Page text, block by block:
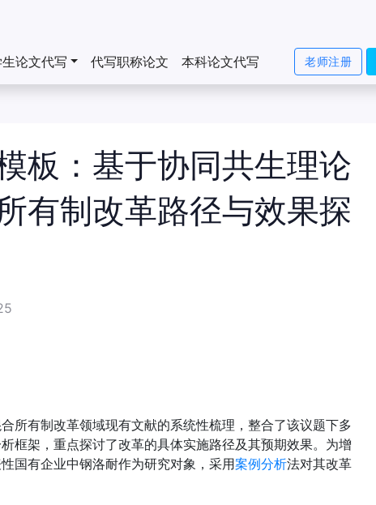
论文代写 代写职称论文 本科论文代写 老师注册
板：基于协同共生理论
有制改革路径与效果探
所有制改革领域现有文献的系统性梳理，整合了该议题下多
框架，重点探讨了改革的具体实施路径及其预期效果。为增
国有企业中钢洛耐作为研究对象，采用案例分析法对其改革